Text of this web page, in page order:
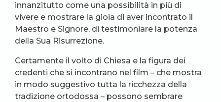
innanzitutto come una possibilità in più di
vivere e mostrare la gioia di aver incontrato il
Maestro e Signore, di testimoniare la potenza
della Sua Risurrezione.
Certamente il volto di Chiesa e la figura dei
credenti che si incontrano nel film – che mostra
in modo suggestivo tutta la ricchezza della
tradizione ortodossa – possono sembrare